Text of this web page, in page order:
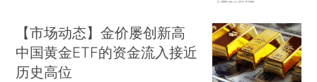
【市场动态】金价屡创新高
中国黄金ETF的资金流入接近
历史高位